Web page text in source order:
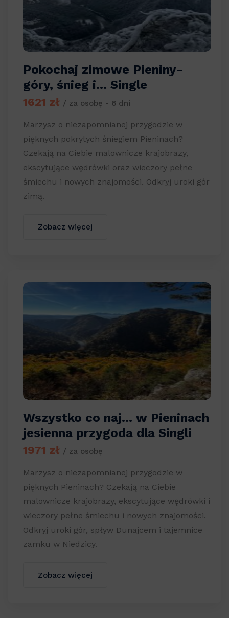
Pokochaj zimowe Pieniny-
góry, śnieg i… Single
1621 zł / za osobę - 6 dni
Marzysz o niezapomnianej przygodzie w
pięknych pokrytych śniegiem Pieninach?
Czekają na Ciebie malownicze krajobrazy,
ekscytujące wędrówki oraz wieczory pełne
śmiechu i nowych znajomości. Odkryj uroki gór
zimą.
Zobacz więcej
Wszystko co naj… w Pieninach
jesienna przygoda dla Singli
1971 zł / za osobę
Marzysz o niezapomnianej przygodzie w
pięknych Pieninach? Czekają na Ciebie
malownicze krajobrazy, ekscytujące wędrówki i
wieczory pełne śmiechu i nowych znajomości.
Odkryj uroki gór, spływ Dunajcem i tajemnice
zamku w Niedzicy.
Zobacz więcej